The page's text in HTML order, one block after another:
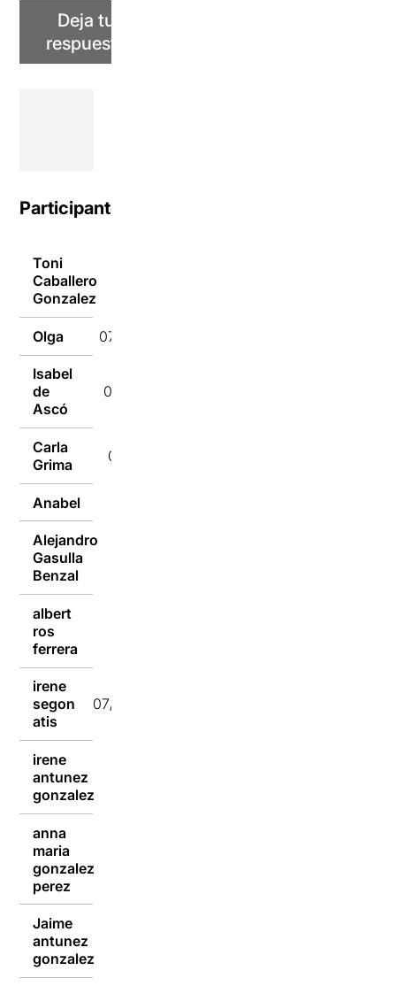
Deja tu
respuesta
Participantes
Toni
Caballero
Gonzalez
Olga 07/10/2020
Isabel
de
Ascó
07/10/2020
Carla
Grima
07/10/2020
Anabel
Alejandro
Gasulla
Benzal
albert
ros
ferrera
irene
segon
atis
07/10/2020
irene
antunez
gonzalez
anna
maria
gonzalez
perez
Jaime
antunez
gonzalez